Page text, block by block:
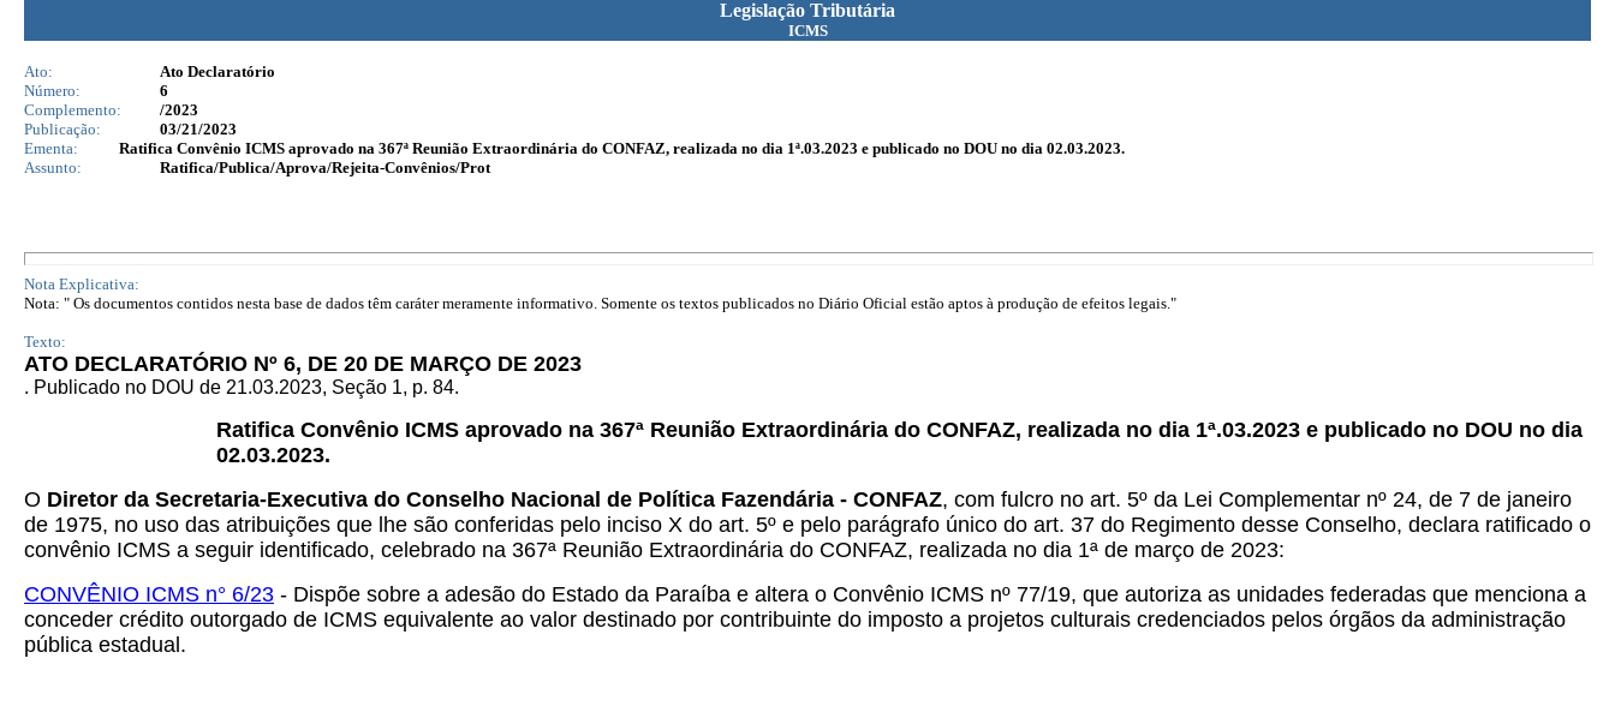
Legislação Tributária
ICMS
Ato:
Ato Declaratório
Número:
6
Complemento:
/2023
Publicação:
03/21/2023
Ementa:
Ratifica Convênio ICMS aprovado na 367ª Reunião Extraordinária do CONFAZ, realizada no dia 1ª.03.2023 e publicado no DOU no dia 02.03.2023.
Assunto:
Ratifica/Publica/Aprova/Rejeita-Convênios/Prot
Nota Explicativa:
Nota: " Os documentos contidos nesta base de dados têm caráter meramente informativo. Somente os textos publicados no Diário Oficial estão aptos à produção de efeitos legais."
Texto:
ATO DECLARATÓRIO Nº 6, DE 20 DE MARÇO DE 2023
. Publicado no DOU de 21.03.2023, Seção 1, p. 84.
Ratifica Convênio ICMS aprovado na 367ª Reunião Extraordinária do CONFAZ, realizada no dia 1ª.03.2023 e publicado no DOU no dia
02.03.2023.
O Diretor da Secretaria-Executiva do Conselho Nacional de Política Fazendária - CONFAZ, com fulcro no art. 5º da Lei Complementar nº 24, de 7 de janeiro
de 1975, no uso das atribuições que lhe são conferidas pelo inciso X do art. 5º e pelo parágrafo único do art. 37 do Regimento desse Conselho, declara ratificado o
convênio ICMS a seguir identificado, celebrado na 367ª Reunião Extraordinária do CONFAZ, realizada no dia 1ª de março de 2023:
CONVÊNIO ICMS n° 6/23 - Dispõe sobre a adesão do Estado da Paraíba e altera o Convênio ICMS nº 77/19, que autoriza as unidades federadas que menciona a
conceder crédito outorgado de ICMS equivalente ao valor destinado por contribuinte do imposto a projetos culturais credenciados pelos órgãos da administração
pública estadual.